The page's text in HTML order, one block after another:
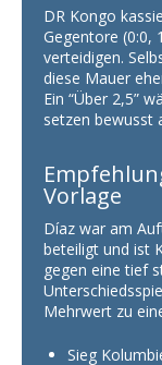
DR Kongo
Gegentore (0:0,
verteidigen.
diese Mauer
Ein “Über 2,5”
setzen bewusst
Vorlage
Díaz war am
beteiligt und ist
gegen eine tief
Mehrwert zu
Sieg